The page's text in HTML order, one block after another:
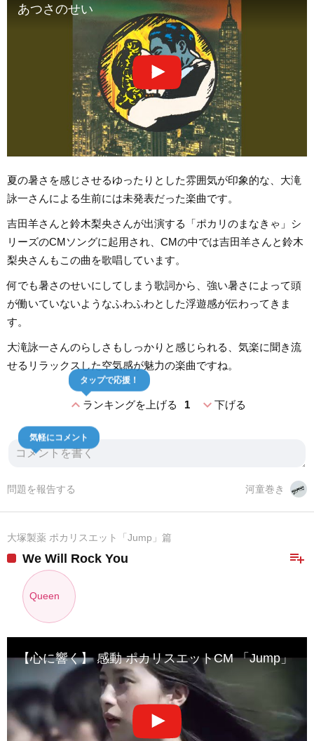
あつさのせい
夏の暑さを感じさせるゆったりとした雰囲気が印象的な、大滝
詠一さんによる生前には未発表だった楽曲です。
吉田羊さんと鈴木梨央さんが出演する「ポカリのまなきゃ」シ
リーズのCMソングに起用され、CMの中では吉田羊さんと鈴木
梨央さんもこの曲を歌唱しています。
何でも暑さのせいにしてしまう歌詞から、強い暑さによって頭
が働いていないようなふわふわとした浮遊感が伝わってきま
す。
大滝詠一さんのらしさもしっかりと感じられる、気楽に聞き流
せるリラックスした空気感が魅力の楽曲ですね。
expand_lessランキングを上げる 1
タップで応援！
expand_more下げる
気軽にコメント
河童巻き
問題を報告する
大塚製薬 ポカリスエット「Jump」篇
playlist_add
We Will Rock You
Queen
【心に響く】 感動 ポカリスエットCM 「Jump」 “